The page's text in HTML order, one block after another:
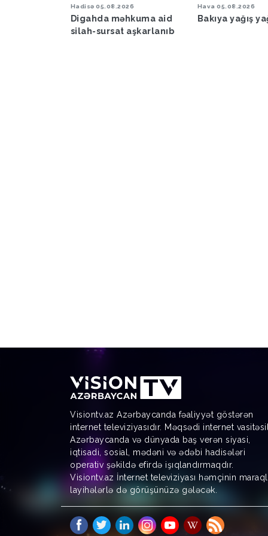
Hadisə 05.08.2026
Digahda məhkuma aid
silah-sursat aşkarlanıb
Hava 05.08.2026
Bakıya yağış
Visiontv.az Azərbaycanda fəaliyyət göstərən
internet televiziyasıdır. Məqsədi internet
Azərbaycanda və dünyada baş verən siyasi,
iqtisadi, sosial, mədəni və ədəbi hadisələri
operativ şəkildə efirdə işıqlandırmaqdır.
Visiontv.az İnternet televiziyası həmçinin
layihələrlə də görüşünüzə gələcək.